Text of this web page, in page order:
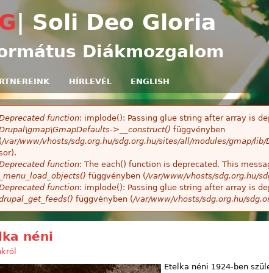
| Soli Deo Gloria
Diákmozgalom
HÍRLEVÉL ENGLISH
function: implode(): Passing glue string after array is
>__construct() függvényben
(/var/www/vhosts/sdg.org.hu/sdg.org.hu/sites/all/modules/gmap/
function: The each() function is deprecated. This
_menu_load_objects() függvényben (/var/www/vhosts/sdg.org.hu/
function: implode(): Passing glue string after array is
függvényben (/var/www/vhosts/sdg.org.hu/
néni
Etelka néni 1924-ben